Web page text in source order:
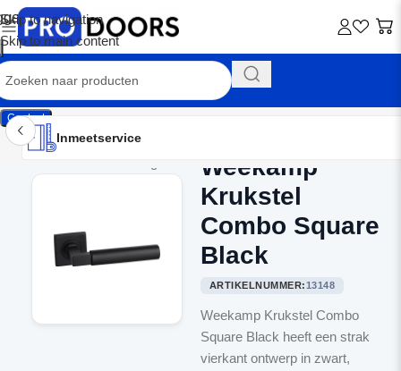
Skip to navigation
Skip to main content
Contact
Inmeetservice
Montageservice
Advies op maat
Showroom
Inmeetservice
Weekamp
Krukstel
Combo Square
Black
ARTIKELNUMMER:13148
Weekamp Krukstel Combo
Square Black heeft een strak
vierkant ontwerp in zwart,